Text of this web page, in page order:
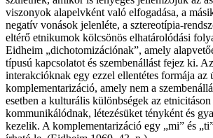
viszonyok alapelvként való elfogadása, a
negatív vonások jelenléte, a sztereotípia-
eltérő etnikumok kölcsönös elhatárolódási
Eidheim „dichotomizációnak”, amely
típusú kapcsolatot és szembenállást fejez ki.
interakcióknak egy ezzel ellentétes formája az
komplementarizáció, amely nem a
esetben a kulturális különbségek az
kommunikálódnak, létezésüket tényként és
kezelik. A komplementarizáció egy „mi” és